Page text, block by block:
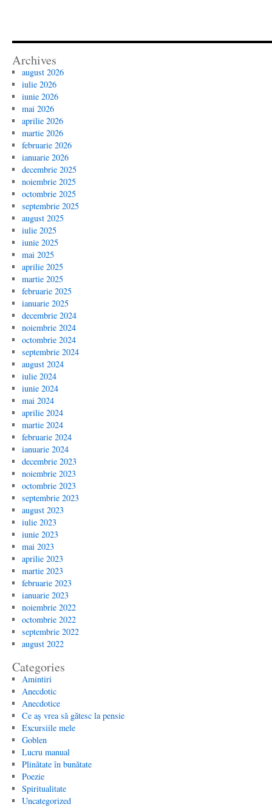
Archives
august 2026
iulie 2026
iunie 2026
mai 2026
aprilie 2026
martie 2026
februarie 2026
ianuarie 2026
decembrie 2025
noiembrie 2025
octombrie 2025
septembrie 2025
august 2025
iulie 2025
iunie 2025
mai 2025
aprilie 2025
martie 2025
februarie 2025
ianuarie 2025
decembrie 2024
noiembrie 2024
octombrie 2024
septembrie 2024
august 2024
iulie 2024
iunie 2024
mai 2024
aprilie 2024
martie 2024
februarie 2024
ianuarie 2024
decembrie 2023
noiembrie 2023
octombrie 2023
septembrie 2023
august 2023
iulie 2023
iunie 2023
mai 2023
aprilie 2023
martie 2023
februarie 2023
ianuarie 2023
noiembrie 2022
octombrie 2022
septembrie 2022
august 2022
Categories
Amintiri
Anecdotic
Anecdotice
Ce aș vrea să gătesc la pensie
Excursiile mele
Goblen
Lucru manual
Plinătate în bunătate
Poezie
Spiritualitate
Uncategorized